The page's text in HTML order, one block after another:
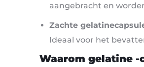
aangebracht en
Zachte
Ideaal voor het
Waarom gelatine -